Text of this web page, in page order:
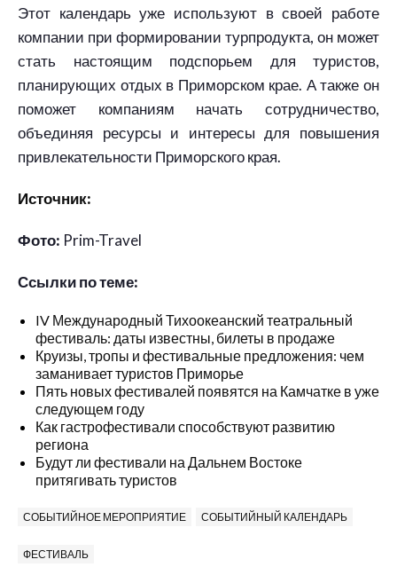
Этот календарь уже используют в своей работе
компании при формировании турпродукта, он может
стать настоящим подспорьем для туристов,
планирующих отдых в Приморском крае. А также он
поможет компаниям начать сотрудничество,
объединяя ресурсы и интересы для повышения
привлекательности Приморского края.
Источник:
Фото: Prim-Travel
Ссылки по теме:
IV Международный Тихоокеанский театральный
фестиваль: даты известны, билеты в продаже
Круизы, тропы и фестивальные предложения: чем
заманивает туристов Приморье
Пять новых фестивалей появятся на Камчатке в уже
следующем году
Как гастрофестивали способствуют развитию
региона
Будут ли фестивали на Дальнем Востоке
притягивать туристов
СОБЫТИЙНОЕ МЕРОПРИЯТИЕ СОБЫТИЙНЫЙ КАЛЕНДАРЬ
ФЕСТИВАЛЬ